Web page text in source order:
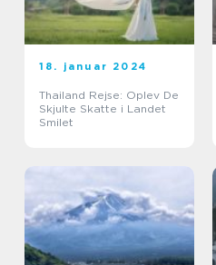
18. januar 2024
Thailand Rejse: Oplev De
Skjulte Skatte i Landet
Smilet